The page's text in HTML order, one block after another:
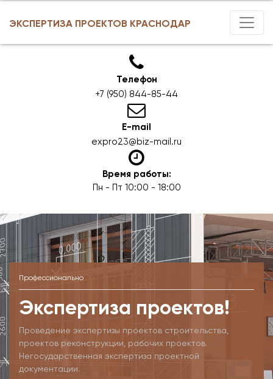
ЭКСПЕРТИЗА ПРОЕКТОВ КРАСНОДАР
Телефон
+7 (950) 844-85-44
E-mail
expro23@biz-mail.ru
Время работы:
Пн - Пт 10:00 - 18:00
Профессионально
Экспертиза проектов!
Проведение экспертизы проектов строительства,
проектов реконструкции, рабочих проектов.
Негосударственная экспертиза проектной
документации.